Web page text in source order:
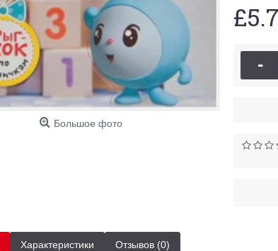
Большое фото
-
Характеристики Отзывов (0)